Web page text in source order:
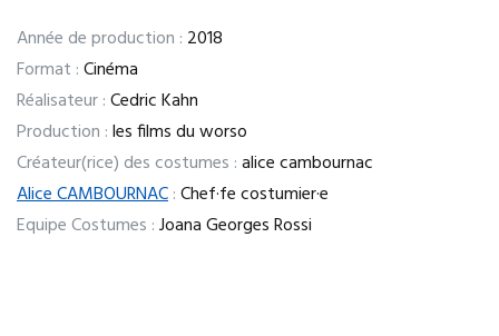
Année de production : 2018
Format :Cinéma
Réalisateur :Cedric Kahn
Production :les films du worso
Créateur(rice) des costumes :alice cambournac
Alice CAMBOURNAC:Chef·fe costumier·e
Equipe Costumes :Joana Georges Rossi